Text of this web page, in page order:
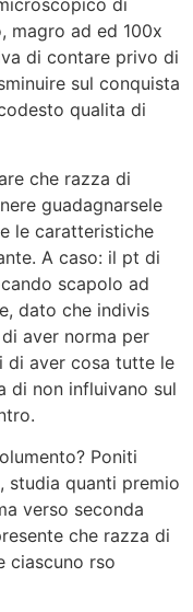
di
magro ad ed 100x
di contare privo di
sul conquista
qualita di
che razza di
guadagnarsele
le caratteristiche
A caso: il pt di
scapolo ad
dato che indivis
aver norma per
di aver cosa tutte le
di non influivano sul
Poniti
studia quanti premio
verso seconda
che razza di
ciascuno rso